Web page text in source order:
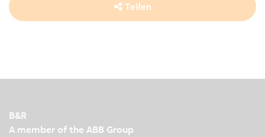
Teilen
B&R
A member of the ABB Group